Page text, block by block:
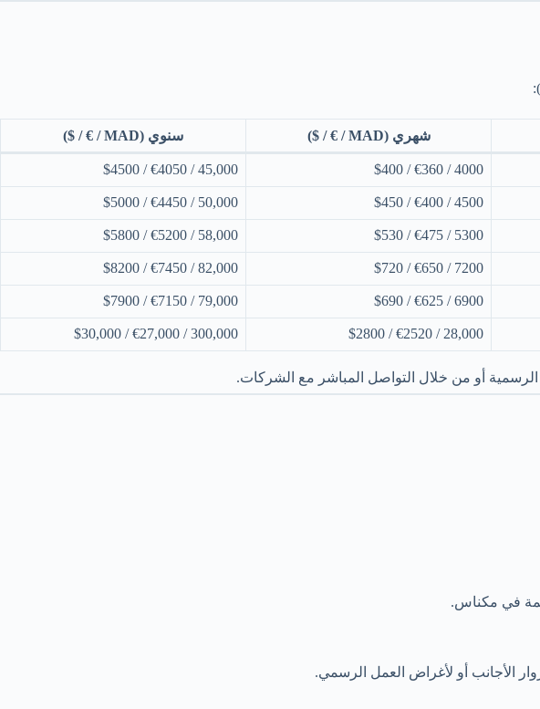
شهري (MAD / € / $) سنوي (MAD / € / $)
4000 / €360 / $400
45,000 / €4050 / $4500
4500 / €400 / $450
50,000 / €4450 / $5000
5300 / €475 / $530
58,000 / €5200 / $5800
7200 / €650 / $720
82,000 / €7450 / $8200
6900 / €625 / $690
79,000 / €7150 / $7900
28,000 / €2520 / $2800
300,000 / €27,000 / $30,000
أو من خلال التواصل المباشر مع الشركات.
في مكناس.
الأجانب أو لأغراض العمل الرسمي.